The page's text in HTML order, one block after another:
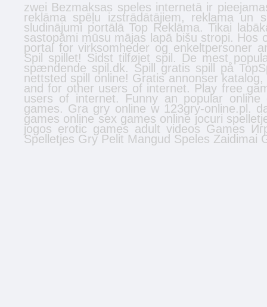
zwei Bezmaksas speles internetā ir
reklāma spēļu izstrādātājiem, reklama un
sludinājumi portālā Top Reklāma. Tikai
sastopāmi mūsu mājas lapā bišu stropi. Hos
portal for virksomheder og enkeltpersoner
Spil spillet! Sidst tilføjet spil . De mest
spændende spil.dk. Spill gratis spill på
nettsted spill online! Gratis annonser katalog,
and for other users of internet. Play free
users of internet. Funny an popular
games. Gra gry online w 123gry-online.pl.
games online sex games online jocuri
jogos erotic games adult videos Games
Spelletjes Gry Pelit Mangud Speles Zaidimai